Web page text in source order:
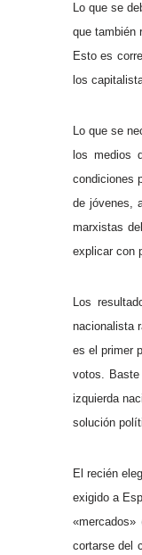
Lo que se
que también
Esto es
los
Lo que se
los medios
condiciones
de jóvenes,
marxistas
explicar con
Los
nacionalista
es el primer
votos.
izquierda
solución
El recién
exigido a
cortarse del